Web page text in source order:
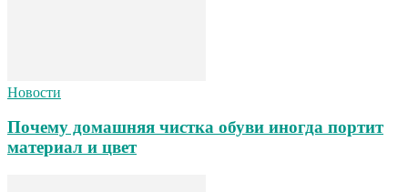
Новости
Почему домашняя чистка обуви иногда портит
материал и цвет